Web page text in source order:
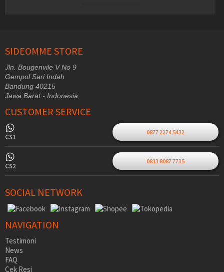
SIDEOMME STORE
Jln. Bougenvile V No 9
Gempol Sari Indah
Bandung 40215
Jawa Barat - Indonesia
CUSTOMER SERVICE
CS1
0877 2274 5432
CS2
0813 8087 7735
SOCIAL NETWORK
NAVIGATION
Testimoni
News
FAQ
Cek Resi